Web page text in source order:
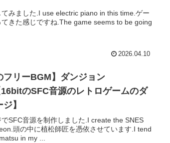
みました.I use electric piano in this time.ゲー
てきた感じですね.The game seems to be going
2026.04.10
フリーBGM】ダンジョン
のSFC音源のレトロゲームのダ
】
SFC音源を制作しました.I create the SNES
頭の中に植松師匠を憑依させています.I tend
in my ...